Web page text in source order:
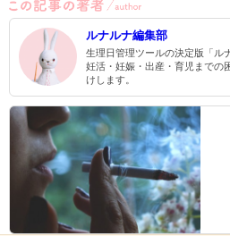
ルナルナ編集部
生理日管理ツールの決定版「ル
妊活・妊娠・出産・育児までの
けします。